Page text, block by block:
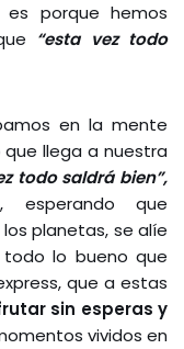
porque hemos
“esta vez todo
en la mente
llega a nuestra
todo saldrá bien”,
que
planetas, se alíe
lo bueno que
que a estas
sin esperas y
vividos en